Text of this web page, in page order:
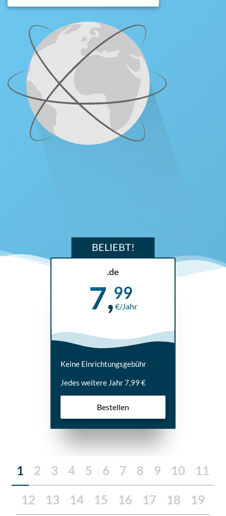
BELIEBT!
.de
7,99
€/Jahr
Keine Einrichtungsgebühr
Jedes weitere Jahr 7,99 €
Bestellen
1 2 3 4 5 6 7 8 9 10
11
12
13 14 15 16 17 18
19